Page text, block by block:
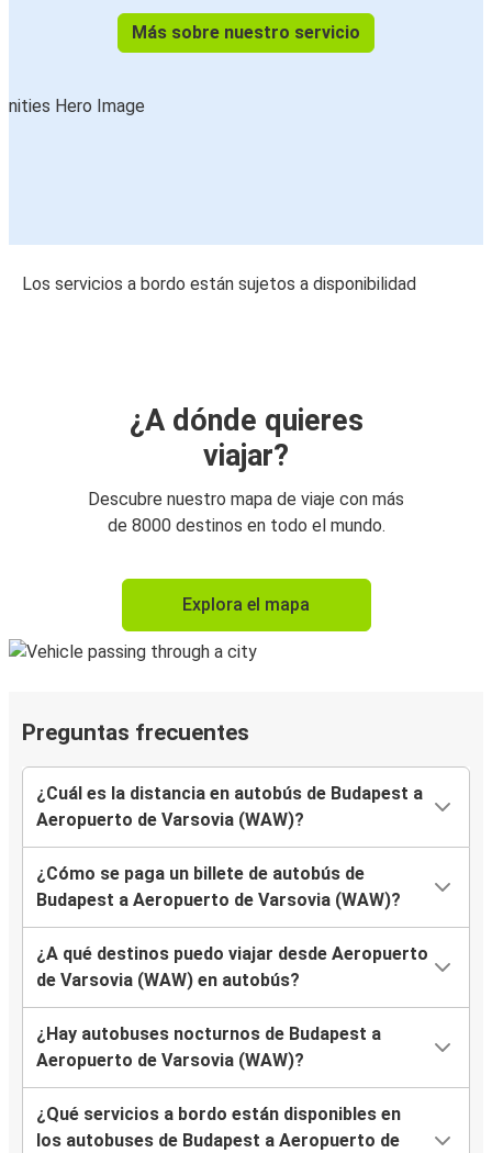
Más sobre nuestro servicio
Los servicios a bordo están sujetos a disponibilidad
¿A dónde quieres
viajar?
Descubre nuestro mapa de viaje con más
de 8000 destinos en todo el mundo.
Explora el mapa
Preguntas frecuentes
¿Cuál es la distancia en autobús de Budapest a
Aeropuerto de Varsovia (WAW)?
¿Cómo se paga un billete de autobús de
Budapest a Aeropuerto de Varsovia (WAW)?
¿A qué destinos puedo viajar desde Aeropuerto
de Varsovia (WAW) en autobús?
¿Hay autobuses nocturnos de Budapest a
Aeropuerto de Varsovia (WAW)?
¿Qué servicios a bordo están disponibles en
los autobuses de Budapest a Aeropuerto de